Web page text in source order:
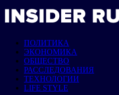
ПОЛИТИКА
ЭКОНОМИКА
ОБЩЕСТВО
РАССЛЕДОВАНИЯ
ТЕХНОЛОГИИ
LIFE STYLE